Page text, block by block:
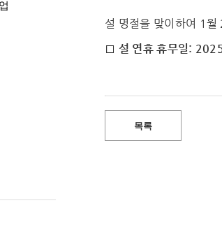
설 명절을 맞이하여 1
□ 설 연휴 휴무일:
목록